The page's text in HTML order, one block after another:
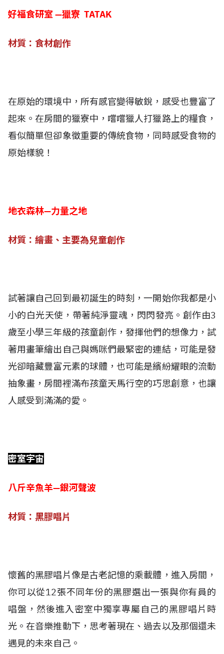
好福食研室 —獵寮 TATAK
材質：食材創作
在原始的環境中，所有感官變得敏銳，感受也豐富了
起來。在房間的獵寮中，嚐嚐獵人打獵路上的糧食，
看似簡單但卻象徵重要的傳統食物，同時感受食物的
原始樣貌！
地衣森林—力量之地
材質：繪畫、主要為兒童創作
試著讓自己回到最初誕生的時刻，一開始你我都是小
小的白光天使，帶著純淨靈魂，閃閃發亮。創作由3
歲至小學三年級的孩童創作，發揮他們的想像力，試
著用畫筆繪出自己與媽咪們最緊密的連結，可能是發
光卻暗藏豐富元素的球體，也可能是繽紛耀眼的流動
抽象畫，房間裡滿布孩童天馬行空的巧思創意，也讓
人感受到滿滿的愛。
密室宇宙
八斤辛魚羊—銀河聲波
材質：黑膠唱片
懷舊的黑膠唱片像是古老記憶的乘載體，進入房間，
你可以從12張不同年份的黑膠選出一張與你有員的
唱盤，然後進入密室中獨享專屬自己的黑膠唱片時
光。在音樂推動下，思考著現在、過去以及那個還未
遇見的未來自己。